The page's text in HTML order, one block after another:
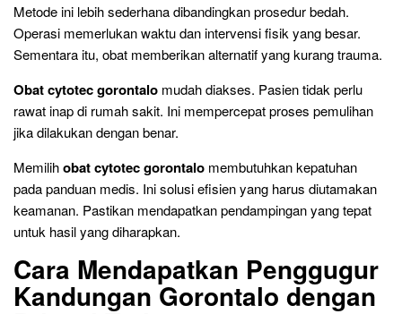
Metode ini lebih sederhana dibandingkan prosedur bedah.
Operasi memerlukan waktu dan intervensi fisik yang besar.
Sementara itu, obat memberikan alternatif yang kurang trauma.
Obat cytotec gorontalo mudah diakses. Pasien tidak perlu
rawat inap di rumah sakit. Ini mempercepat proses pemulihan
jika dilakukan dengan benar.
Memilihobat cytotec gorontalo membutuhkan kepatuhan
pada panduan medis. Ini solusi efisien yang harus diutamakan
keamanan. Pastikan mendapatkan pendampingan yang tepat
untuk hasil yang diharapkan.
Cara Mendapatkan Penggugur
Kandungan Gorontalo dengan